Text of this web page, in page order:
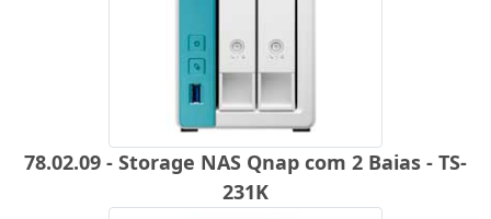
78.02.09 - Storage NAS Qnap com 2 Baias - TS-
231K